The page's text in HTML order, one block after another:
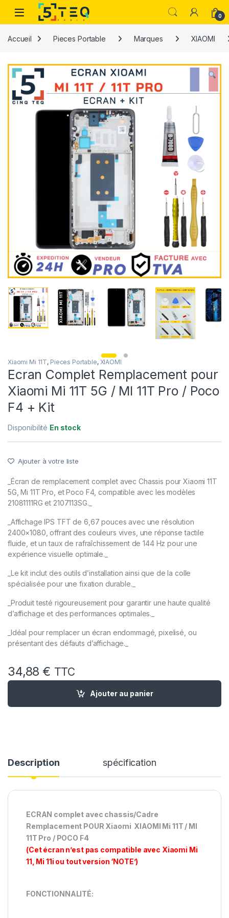
Passer à la navigation
Aller au contenu
0
Accueil Pieces Portable Marques XIAOMI
Xiaomi Mi 11T, Pieces Portable, XIAOMI
Ecran Complet Remplacement pour
Xiaomi Mi 11T 5G / MI 11T Pro / Poco
F4 + Kit
Disponibilité En stock
Ajouter à votre liste
_Écran de remplacement complet avec Chassis pour Xiaomi 11T
5G, Mi 11T Pro, et Poco F4, compatible avec les modèles
21081111RG et 2107113SG._
_Affichage IPS TFT de 6,67 pouces avec une résolution
2400×1080, offrant des couleurs vives, une réponse tactile
fluide, et un taux de rafraîchissement de 144 Hz pour une
expérience visuelle optimale._
_Le kit inclut des outils d’installation ainsi que de la colle
spécialisée pour une fixation durable._
_Produit testé rigoureusement pour garantir une haute qualité
d’affichage et des performances optimales._
_Idéal pour remplacer un écran endommagé, pixelisé, ou
présentant des défauts d’affichage._
34,88 € TTC
quantité de Ecran Complet Remplacement pour Xiaomi Mi 11T
Ajouter au panier
Description spécification
ECRAN complet avec chassis/Cadre
Remplacement POUR Xiaomi XIAOMI Mi 11T / MI
11T Pro / POCO F4
(Cet écran n’est pas compatible avec Xiaomi Mi
11, Mi 11i ou tout version ‘NOTE’)
FONCTIONNALITÉ: